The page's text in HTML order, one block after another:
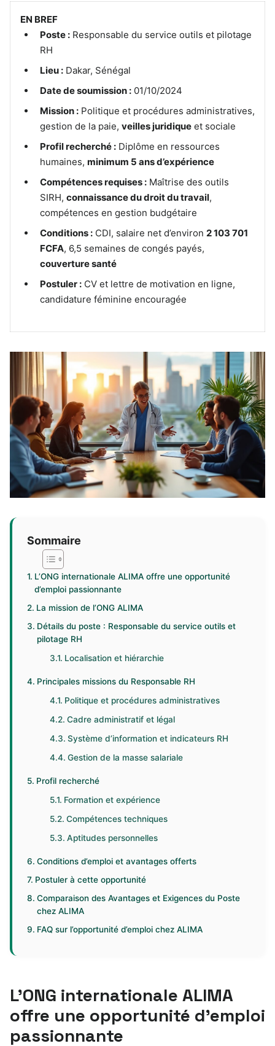
EN BREF
Poste : Responsable du service outils et pilotage
RH
Lieu : Dakar, Sénégal
Date de soumission : 01/10/2024
Mission : Politique et procédures administratives,
gestion de la paie, veilles juridique et sociale
Profil recherché : Diplôme en ressources
humaines, minimum 5 ans d’expérience
Compétences requises : Maîtrise des outils
SIRH, connaissance du droit du travail,
compétences en gestion budgétaire
Conditions : CDI, salaire net d’environ 2 103 701
FCFA, 6,5 semaines de congés payés,
couverture santé
Postuler : CV et lettre de motivation en ligne,
candidature féminine encouragée
Sommaire
L’ONG internationale ALIMA offre une opportunité
d’emploi passionnante
La mission de l’ONG ALIMA
Détails du poste : Responsable du service outils et
pilotage RH
Localisation et hiérarchie
Principales missions du Responsable RH
Politique et procédures administratives
Cadre administratif et légal
Système d’information et indicateurs RH
Gestion de la masse salariale
Profil recherché
Formation et expérience
Compétences techniques
Aptitudes personnelles
Conditions d’emploi et avantages offerts
Postuler à cette opportunité
Comparaison des Avantages et Exigences du Poste
chez ALIMA
FAQ sur l’opportunité d’emploi chez ALIMA
L’ONG internationale ALIMA
offre une opportunité d’emploi
passionnante